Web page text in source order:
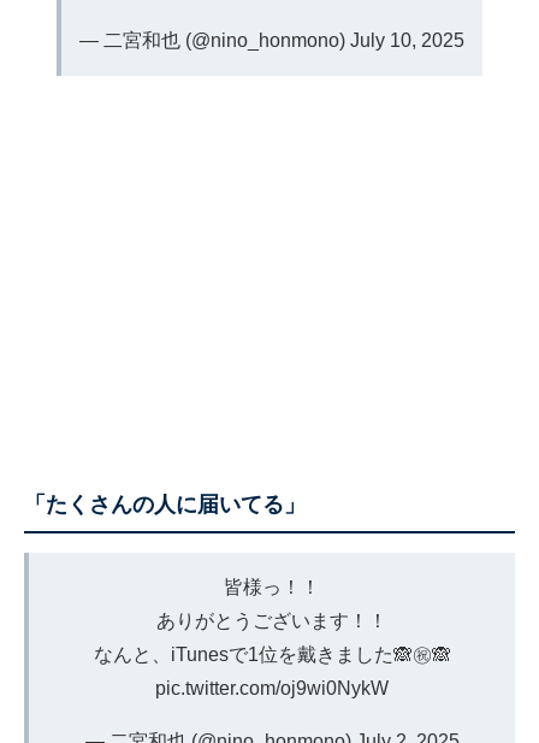
— 二宮和也 (@nino_honmono) July 10, 2025
「たくさんの人に届いてる」
皆様っ！！
ありがとうございます！！
なんと、iTunesで1位を戴きました🙈㊗️🙈
pic.twitter.com/oj9wi0NykW